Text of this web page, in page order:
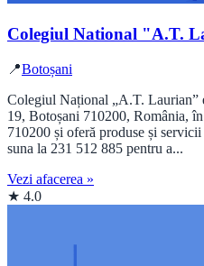
Colegiul National "A.T.
📍Botoșani
Colegiul Național „A.T. Laurian”
19, Botoșani 710200, România,
710200 și oferă produse și
suna la 231 512 885 pentru a...
Vezi afacerea »
★ 4.0